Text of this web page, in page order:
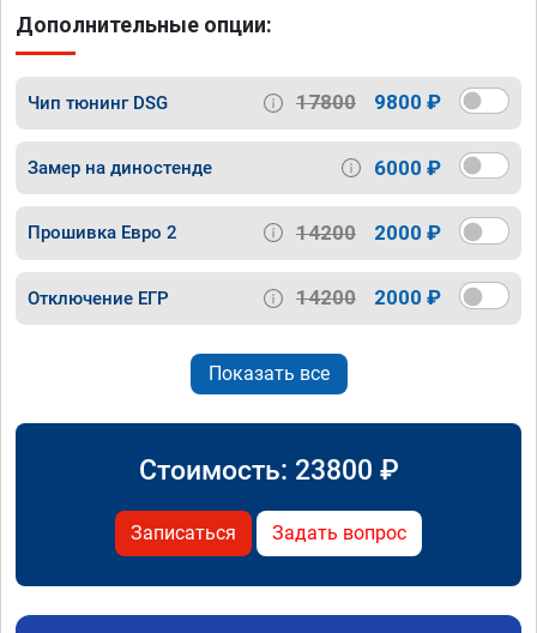
Дополнительные опции:
Чип тюнинг DSG 17800 9800 ₽
Замер на диностенде 6000 ₽
Прошивка Евро 2 14200 2000 ₽
Отключение ЕГР 14200 2000 ₽
Показать все
Стоимость: 23800 ₽
Записаться Задать вопрос